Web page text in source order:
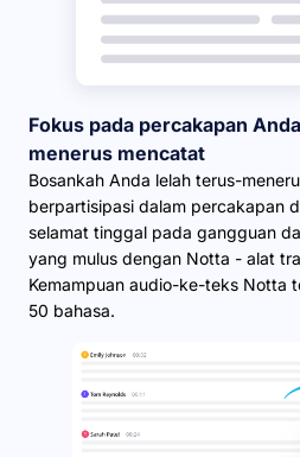
Fokus pada percakapan
menerus mencatat
Bosankah Anda lelah terus-
berpartisipasi dalam percakapan
selamat tinggal pada gangguan
yang mulus dengan Notta - alat
Kemampuan audio-ke-teks Notta
50 bahasa.